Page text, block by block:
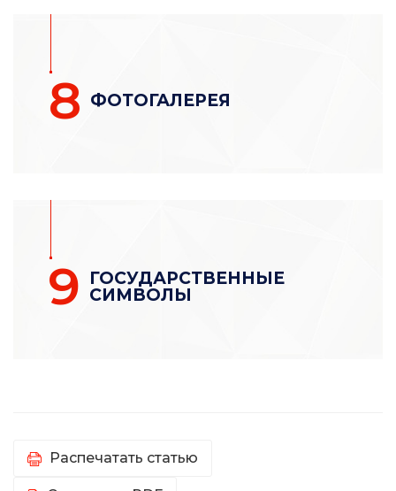
8 ФОТОГАЛЕРЕЯ
9
ГОСУДАРСТВЕННЫЕ
СИМВОЛЫ
Распечатать статью